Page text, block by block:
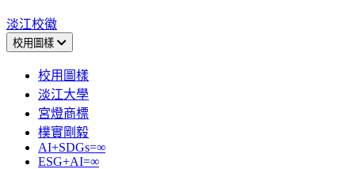
淡江校徽
校用圖樣
校用圖樣
淡江大學
宮燈商標
樸實剛毅
AI+SDGs=∞
ESG+AI=∞